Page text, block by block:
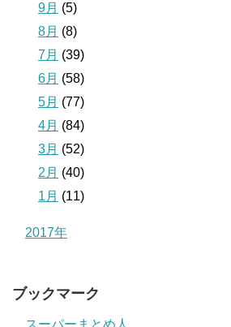
9月 (5)
8月 (8)
7月 (39)
6月 (58)
5月 (77)
4月 (84)
3月 (52)
2月 (40)
1月 (11)
2017年
ブックマーク